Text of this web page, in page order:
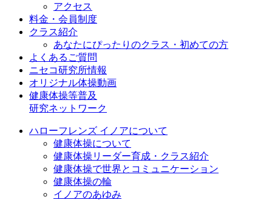
アクセス
料金・会員制度
クラス紹介
あなたにぴったりのクラス・初めての方
よくあるご質問
ニセコ研究所情報
オリジナル体操動画
健康体操等普及
研究ネットワーク
ハローフレンズ イノアについて
健康体操について
健康体操リーダー育成・クラス紹介
健康体操で世界とコミュニケーション
健康体操の輪
イノアのあゆみ